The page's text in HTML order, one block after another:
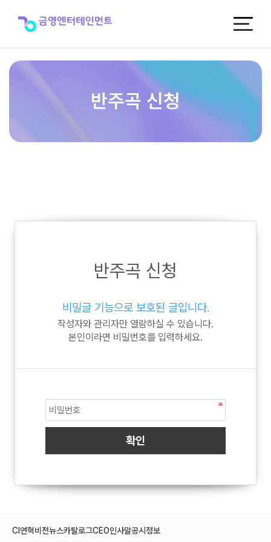
반주곡 신청
반주곡 신청
비밀글 기능으로 보호된 글입니다.
작성자와 관리자만 열람하실 수 있습니다.
본인이라면 비밀번호를 입력하세요.
CI 연혁비전뉴스카탈로그CEO인사말공시정보